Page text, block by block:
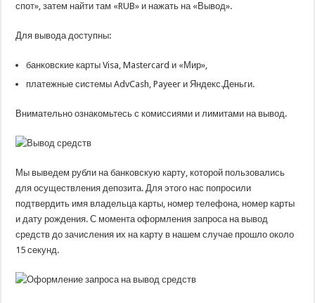
спот», затем найти там «RUB» и нажать на «Вывод».
Для вывода доступны:
банковские карты Visa, Mastercard и «Мир»,
платежные системы AdvCash, Payeer и Яндекс.Деньги.
Внимательно ознакомьтесь с комиссиями и лимитами на вывод.
Мы выведем рубли на банковскую карту, которой пользовались
для осуществления депозита. Для этого нас попросили
подтвердить имя владельца карты, номер телефона, номер карты
и дату рождения. С момента оформления запроса на вывод
средств до зачисления их на карту в нашем случае прошло около
15 секунд.